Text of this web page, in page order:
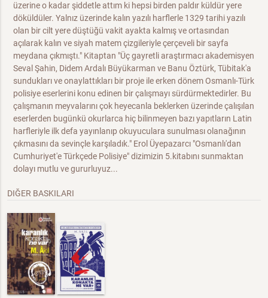
üzerine o kadar şiddetle attım ki hepsi birden paldır küldür yere
döküldüler. Yalnız üzerinde kalın yazılı harflerle 1329 tarihi yazılı
olan bir cilt yere düştüğü vakit ayakta kalmış ve ortasından
açılarak kalın ve siyah matem çizgileriyle çerçeveli bir sayfa
meydana çıkmıştı." Kitaptan "Üç gayretli araştırmacı akademisyen
Seval Şahin, Didem Ardalı Büyükarman ve Banu Öztürk, Tübitak'a
sundukları ve onaylattıkları bir proje ile erken dönem Osmanlı-Türk
polisiye eserlerini konu edinen bir çalışmayı sürdürmektedirler. Bu
çalışmanın meyvalarını çok heyecanla beklerken üzerinde çalışılan
eserlerden bugünkü okurlarca hiç bilinmeyen bazı yapıtların Latin
harfleriyle ilk defa yayınlanıp okuyuculara sunulması olanağının
çıkmasını da sevinçle karşıladık." Erol Üyepazarcı "Osmanlı'dan
Cumhuriyet'e Türkçede Polisiye" dizimizin 5.kitabını sunmaktan
dolayı mutlu ve gururluyuz...
DIĞER BASKILARI